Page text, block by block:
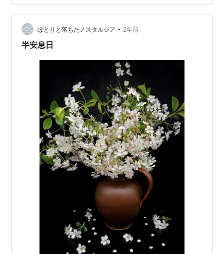
キリさせたいな〜と、 思い切って 買うことに コンロ脇
に置くと、 こんな感じになりました サイズは これくら
い 作業することを考えると、 ここに置くのは これくら
い…
ぽとりと落ちたノスタルジア • 2年前
半安息日